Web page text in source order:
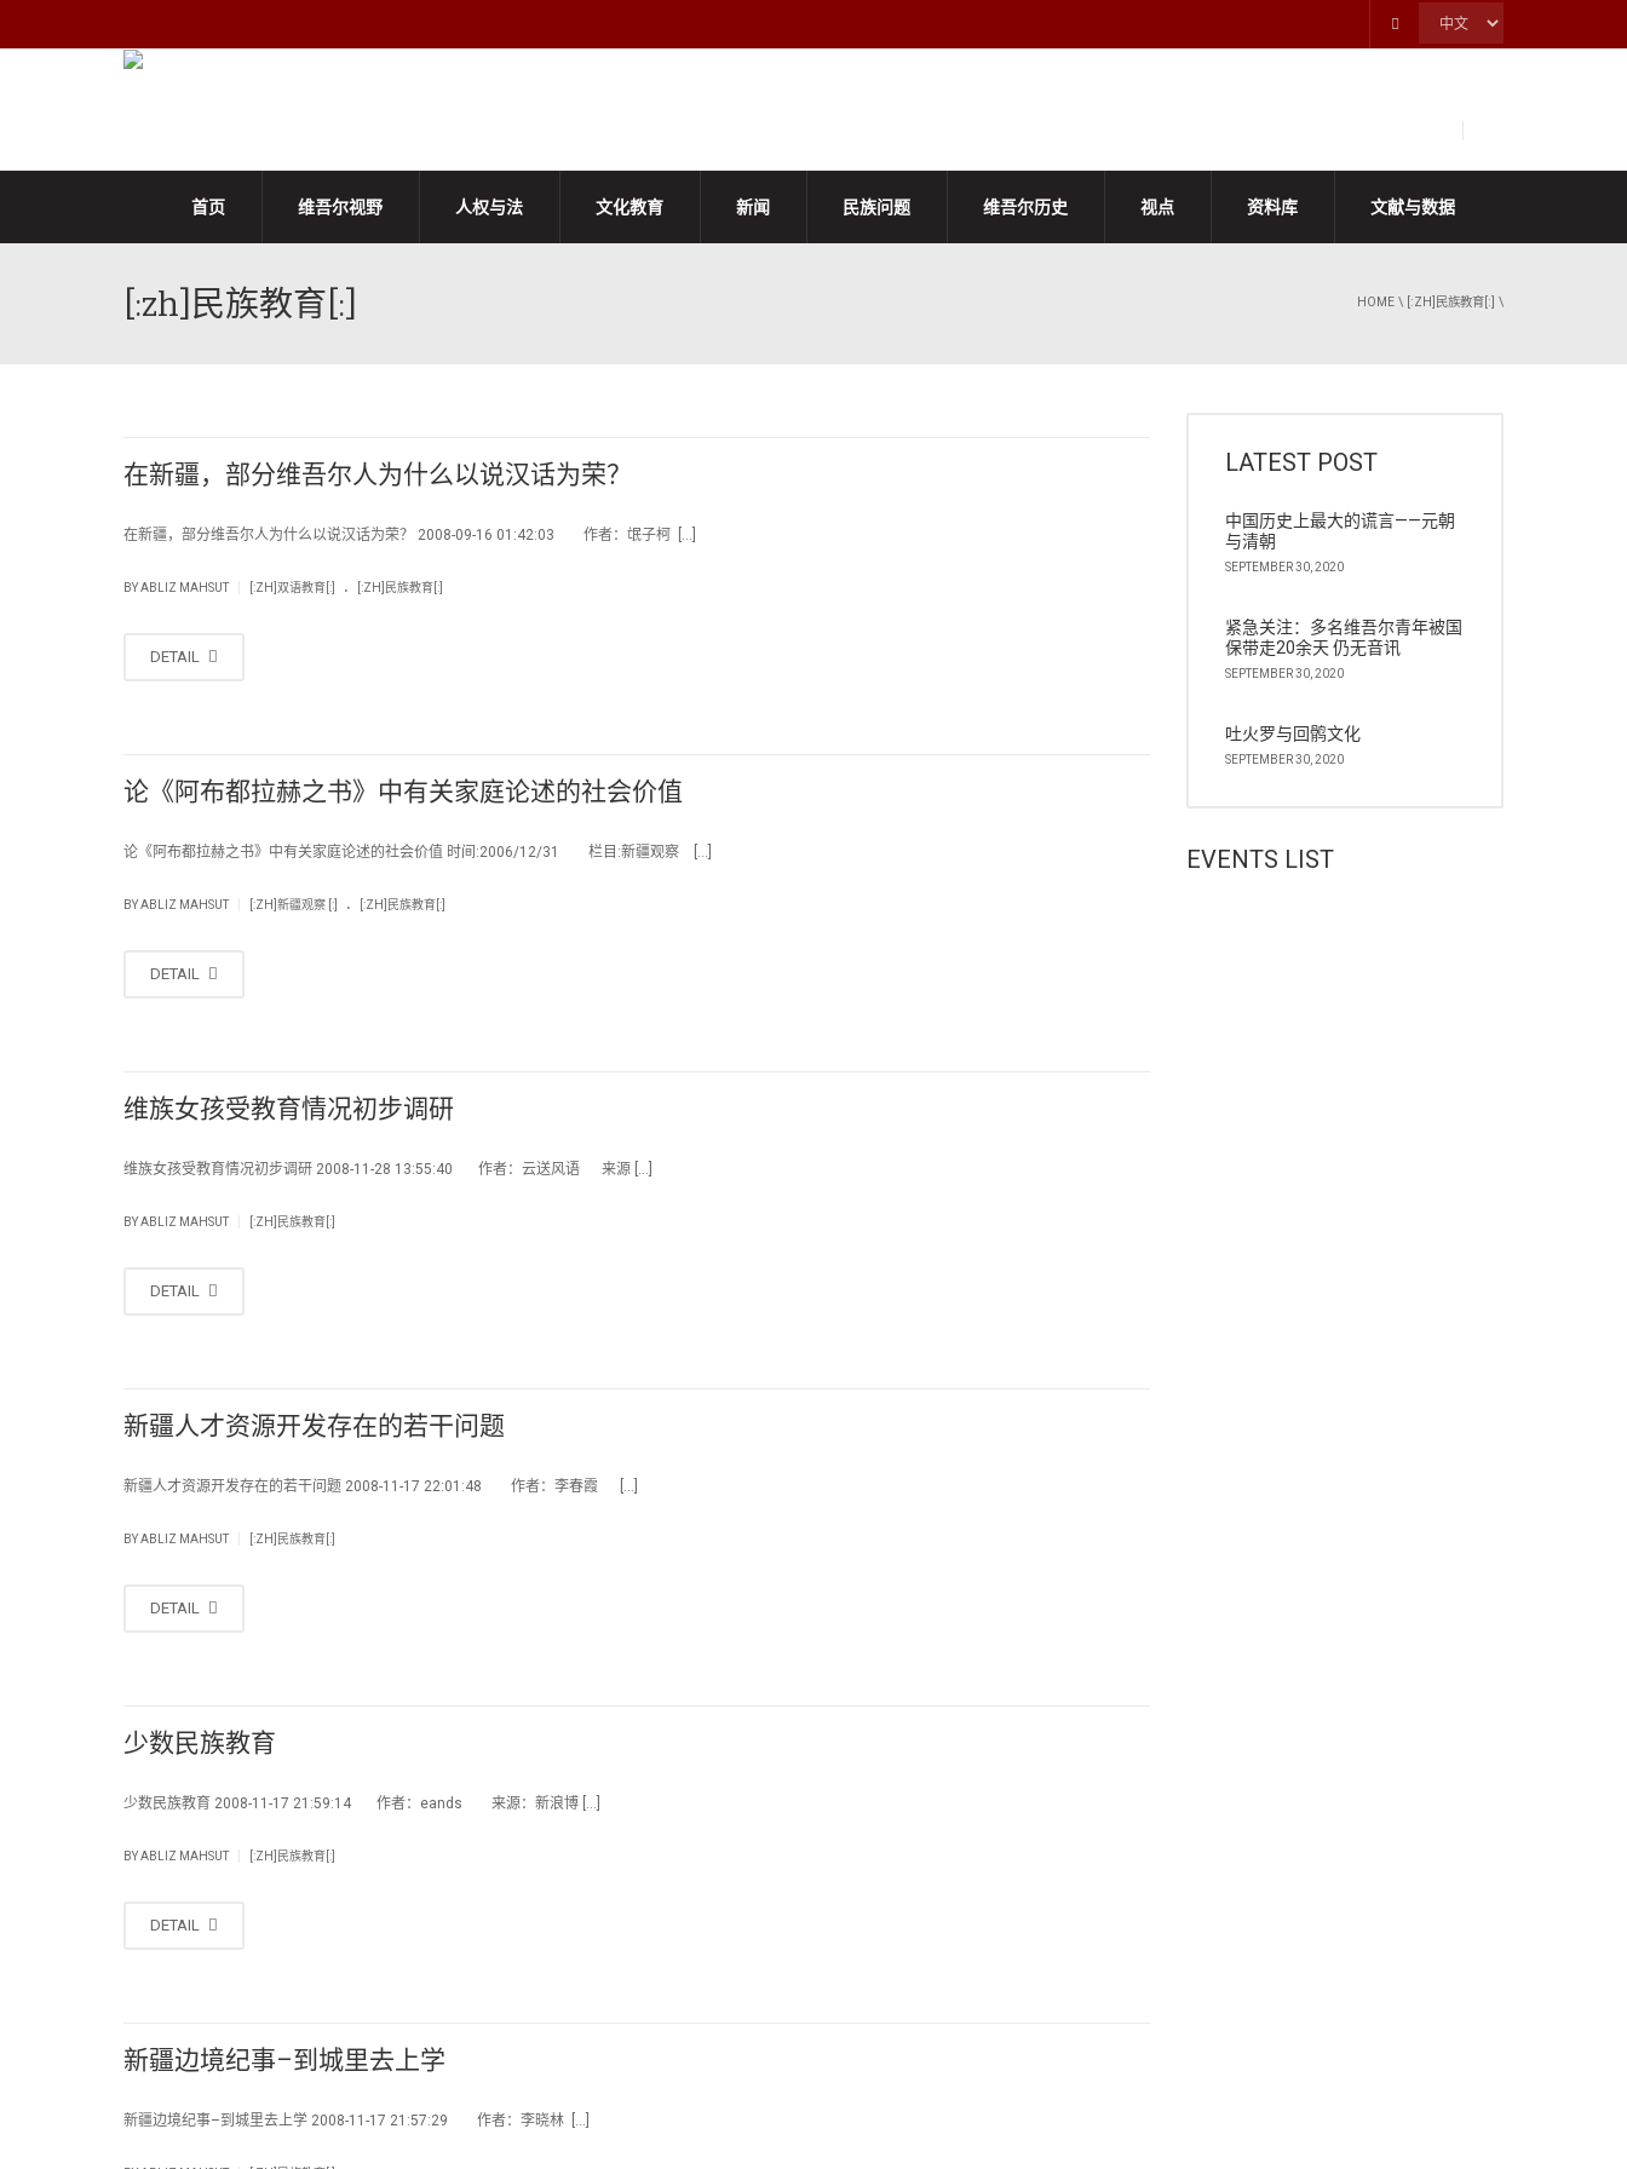
首页 维吾尔视野 人权与法 文化教育 新闻 民族问题 维吾尔历史 视点 资料库 文献与数据
[:zh]民族教育[:] HOME \ [:ZH]民族教育[:] \
在新疆，部分维吾尔人为什么以说汉话为荣？
在新疆，部分维吾尔人为什么以说汉话为荣？ 2008-09-16 01:42:03 作者：氓子柯 […]
BYABLIZ MAHSUT [:ZH]双语教育[:] . [:ZH]民族教育[:]
DETAIL
论《阿布都拉赫之书》中有关家庭论述的社会价值
论《阿布都拉赫之书》中有关家庭论述的社会价值 时间:2006/12/31 栏目:新疆观察 […]
BYABLIZ MAHSUT [:ZH]新疆观察 [:] . [:ZH]民族教育[:]
DETAIL
维族女孩受教育情况初步调研
维族女孩受教育情况初步调研 2008-11-28 13:55:40 作者：云送风语 来源 […]
BYABLIZ MAHSUT [:ZH]民族教育[:]
DETAIL
新疆人才资源开发存在的若干问题
新疆人才资源开发存在的若干问题 2008-11-17 22:01:48 作者：李春霞 […]
BYABLIZ MAHSUT [:ZH]民族教育[:]
DETAIL
少数民族教育
少数民族教育 2008-11-17 21:59:14 作者：eands 来源：新浪博 […]
BYABLIZ MAHSUT [:ZH]民族教育[:]
DETAIL
新疆边境纪事–到城里去上学
新疆边境纪事–到城里去上学 2008-11-17 21:57:29 作者：李晓林 […]
LATEST POST
中国历史上最大的谎言——元朝
与清朝
SEPTEMBER 30, 2020
紧急关注：多名维吾尔青年被国
保带走20余天 仍无音讯
SEPTEMBER 30, 2020
吐火罗与回鹘文化
SEPTEMBER 30, 2020
EVENTS LIST